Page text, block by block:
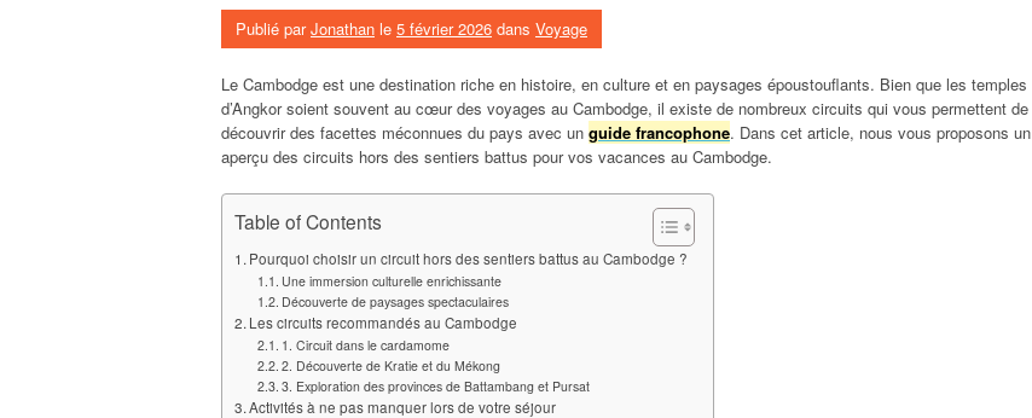
Publié parJonathan le 5 février 2026 dans Voyage
Le Cambodge est une destination riche en histoire, en culture et en paysages époustouflants. Bien que les temples
d’Angkor soient souvent au cœur des voyages au Cambodge, il existe de nombreux circuits qui vous permettent de
découvrir des facettes méconnues du pays avec un guide francophone. Dans cet article, nous vous proposons un
aperçu des circuits hors des sentiers battus pour vos vacances au Cambodge.
Table of Contents
Pourquoi choisir un circuit hors des sentiers battus au Cambodge ?
Une immersion culturelle enrichissante
Découverte de paysages spectaculaires
Les circuits recommandés au Cambodge
1. Circuit dans le cardamome
2. Découverte de Kratie et du Mékong
3. Exploration des provinces de Battambang et Pursat
Activités à ne pas manquer lors de votre séjour